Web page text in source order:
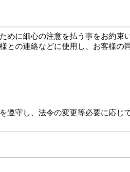
に細心の注意を払う事をお約束
の連絡などに使用し、お客様の
守し、法令の変更等必要に応じ